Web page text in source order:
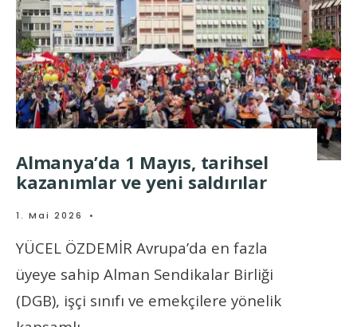
Almanya’da 1 Mayıs, tarihsel
kazanımlar ve yeni saldırılar
1. Mai 2026 •
YÜCEL ÖZDEMİR Avrupa’da en fazla
üyeye sahip Alman Sendikalar Birliği
(DGB), işçi sınıfı ve emekçilere yönelik